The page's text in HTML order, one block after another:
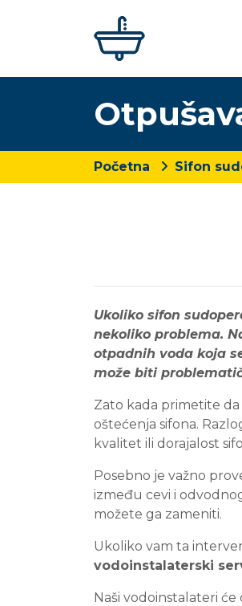
Početna Sifon
Ukoliko sifon
nekoliko problema.
otpadnih voda koja
može biti
Zato kada primetite da
oštećenja sifona.
kvalitet ili dorajalost
Posebno je važno
između cevi i
možete ga zameniti.
Ukoliko vam ta
vodoinstalaterski
Naši vodoinstalateri